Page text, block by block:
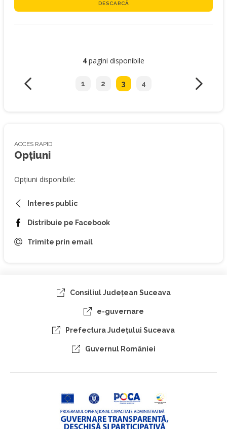
DESCARCĂ
4pagini disponibile
1 2 3 4
ACCES RAPID
Opțiuni
Opțiuni disponibile:
Interes public
Distribuie pe Facebook
Trimite prin email
Consiliul Judeţean Suceava
e-guvernare
Prefectura Judeţului Suceava
Guvernul României